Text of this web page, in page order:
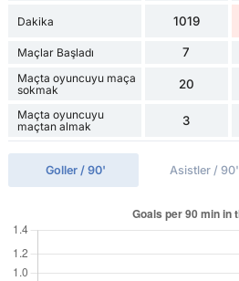
Dakika 1019
Maçlar Başladı 7
Maçta oyuncuyu maça
sokmak
20
Maçta oyuncuyu
maçtan almak
3
Goller / 90' Asistler / 90'